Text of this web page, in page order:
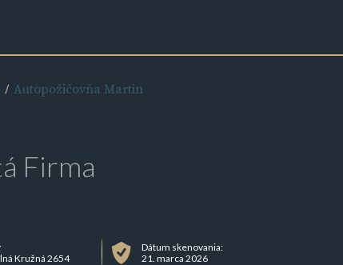
Autopožičovňa Martin
Firma
Kružná 2654
Dátum skenovania:
21. marca 2026